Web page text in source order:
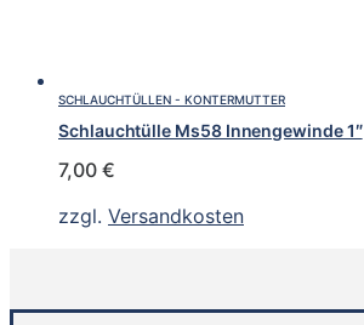
SCHLAUCHTÜLLEN - KONTERMUTTER
Schlauchtülle Ms58 Innengewinde 1″
7,00 €
zzgl. Versandkosten